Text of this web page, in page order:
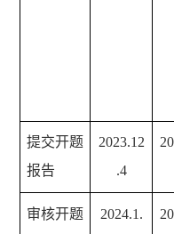
提交开题
报告
2023.12
.4
审核开题
2024.1.